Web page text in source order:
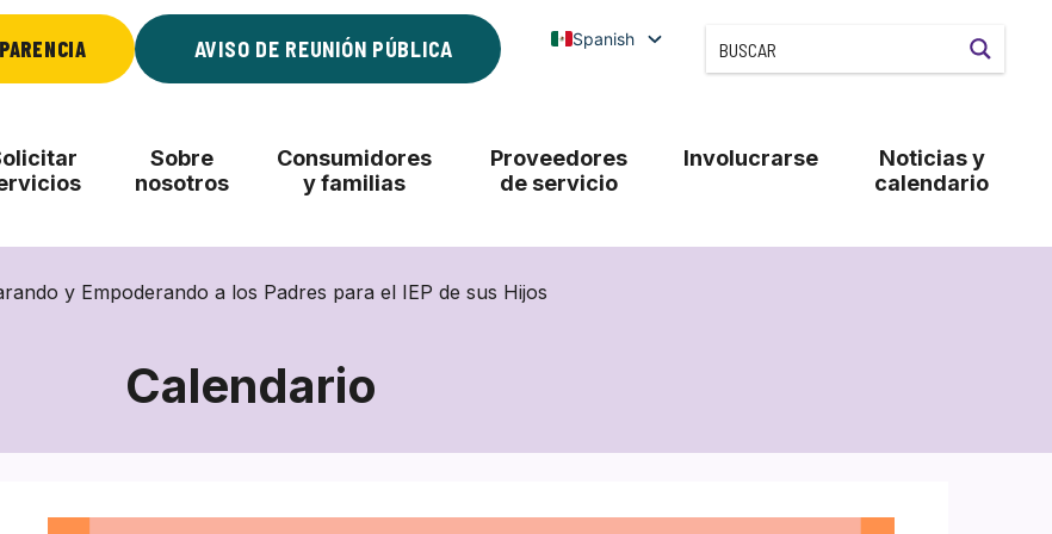
AVISO DE REUNIÓN PÚBLICA Spanish
Sobre
nosotros
Consumidores
y familias
Proveedores
de servicio
Involucrarse
Noticias y
calendario
y Empoderando a los Padres para el IEP de sus Hijos
Calendario